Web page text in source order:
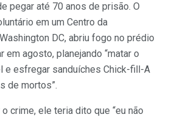
pegar até 70 anos de prisão. O
em um Centro da
DC, abriu fogo no prédio
em agosto, planejando “matar o
e esfregar sanduíches Chick-fill-A
de mortos”.
crime, ele teria dito que “eu não